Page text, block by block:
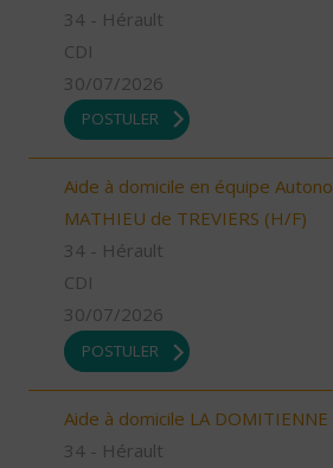
34 - Hérault
CDI
30/07/2026
POSTULER
Aide à domicile en équipe
MATHIEU de TREVIERS (H/F)
34 - Hérault
CDI
30/07/2026
POSTULER
Aide à domicile LA
34 - Hérault